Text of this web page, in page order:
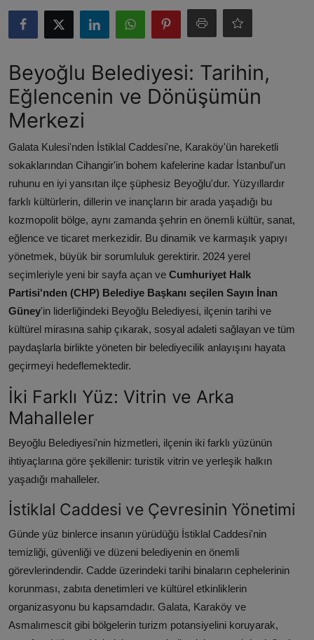
ŞİRKETLER
Beyoğlu Belediyesi: Tarihin,
Eğlencenin ve Dönüşümün
Merkezi
Galata Kulesi'nden İstiklal Caddesi'ne, Karaköy'ün hareketli
sokaklarından Cihangir'in bohem kafelerine kadar İstanbul'un
ruhunu en iyi yansıtan ilçe şüphesiz Beyoğlu'dur. Yüzyıllardır
farklı kültürlerin, dillerin ve inançların bir arada yaşadığı bu
kozmopolit bölge, aynı zamanda şehrin en önemli kültür, sanat,
eğlence ve ticaret merkezidir. Bu dinamik ve karmaşık yapıyı
yönetmek, büyük bir sorumluluk gerektirir. 2024 yerel
seçimleriyle yeni bir sayfa açan ve Cumhuriyet Halk
Partisi'nden (CHP) Belediye Başkanı seçilen Sayın İnan
Güney'in liderliğindeki Beyoğlu Belediyesi, ilçenin tarihi ve
kültürel mirasına sahip çıkarak, sosyal adaleti sağlayan ve tüm
paydaşlarla birlikte yöneten bir belediyecilik anlayışını hayata
geçirmeyi hedeflemektedir.
İki Farklı Yüz: Vitrin ve Arka
Mahalleler
Beyoğlu Belediyesi'nin hizmetleri, ilçenin iki farklı yüzünün
ihtiyaçlarına göre şekillenir: turistik vitrin ve yerleşik halkın
yaşadığı mahalleler.
İstiklal Caddesi ve Çevresinin Yönetimi
Günde yüz binlerce insanın yürüdüğü İstiklal Caddesi'nin
temizliği, güvenliği ve düzeni belediyenin en önemli
görevlerindendir. Cadde üzerindeki tarihi binaların cephelerinin
korunması, zabıta denetimleri ve kültürel etkinliklerin
organizasyonu bu kapsamdadır. Galata, Karaköy ve
Asmalımescit gibi bölgelerin turizm potansiyelini koruyarak,